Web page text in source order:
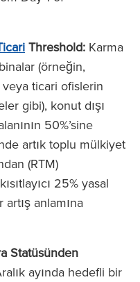
Threshold: Karma
(örneğin,
ticari ofislerin
gibi), konut dışı
50%’sine
artık toplu mülkiyet
(RTM)
25% yasal
artış anlamına
Statüsünden
ayında hedefli bir